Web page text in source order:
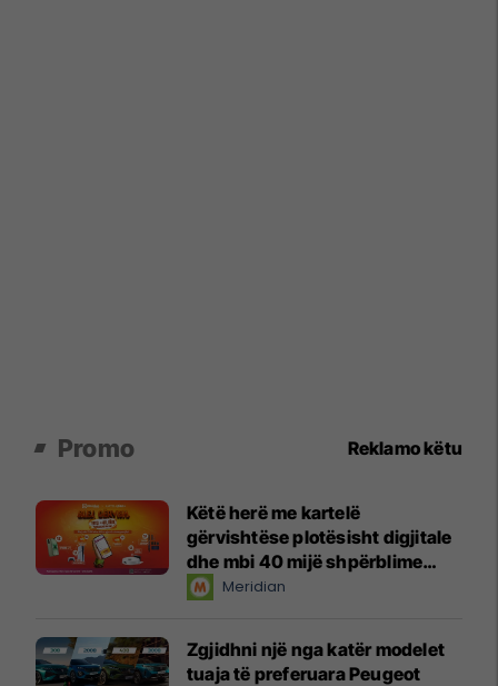
Promo Reklamo këtu
Këtë herë me kartelë
gërvishtëse plotësisht digjitale
dhe mbi 40 mijë shpërblime
instant!Meridian
Zgjidhni një nga katër modelet
tuaja të preferuara Peugeot